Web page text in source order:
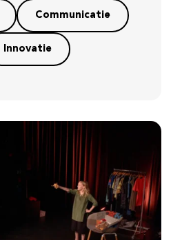
Communicatie
Innovatie